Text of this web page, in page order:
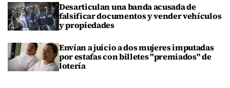
Desarticulan una banda acusada de
falsificar documentos y vender vehículos
y propiedades
Envían a juicio a dos mujeres imputadas
por estafas con billetes "premiados" de
lotería